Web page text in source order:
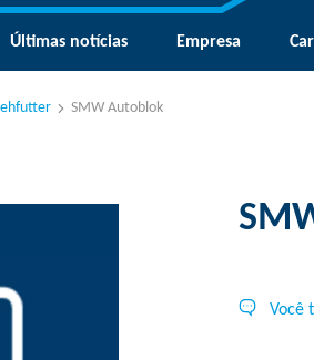
Últimas notícias Empresa
SMW Autoblok
Você